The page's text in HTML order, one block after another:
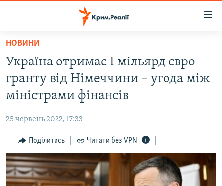
Перейти
основного
матеріалу
Перейти
до
основної
навігації
Перейти
до
пошуку
ВОДА.КРИМ
ВІДЕО ТА ФОТО
БЛОГИ
ПОГЛЯД
ІНТЕРВ'Ю
ВСЕ ЗА ДЕНЬ
НОВИНИ
Україна отримає 1 мільярд євро
гранту від Німеччини – угода між
міністрами фінансів
25 червень 2022, 17:33
Поділитись Читати без VPN